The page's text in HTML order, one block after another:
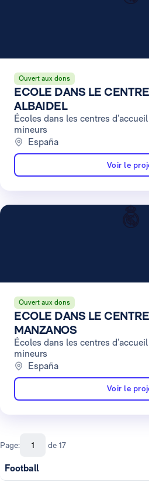
Ouvert aux dons
ECOLE DANS LE
ALBAIDEL
Écoles dans les centres
mineurs
España
Voir le
Ouvert aux dons
ECOLE DANS LE
MANZANOS
Écoles dans les centres
mineurs
España
Voir le
Page: de 17
Football